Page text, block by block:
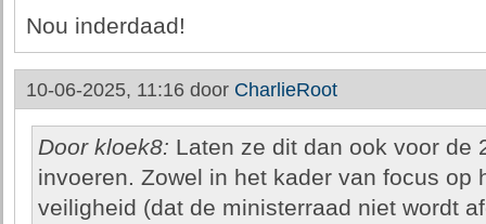
Nou inderdaad!
10-06-2025, 11:16 door CharlieRoot
Door kloek8: Laten ze dit dan ook voor de
invoeren. Zowel in het kader van focus op
veiligheid (dat de ministerraad niet wordt